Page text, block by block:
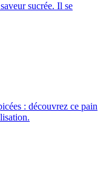
sucrée. Il se
: découvrez ce pain